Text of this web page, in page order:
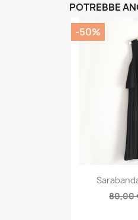
POTREBBE

80,00
-50%